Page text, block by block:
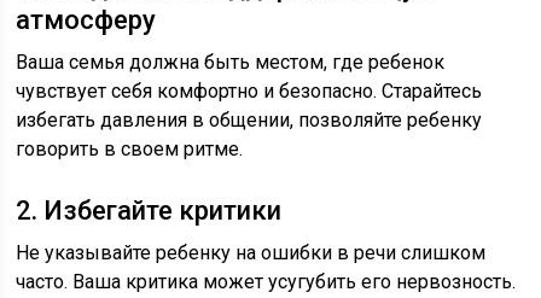
атмосферу
Ваша семья должна быть местом, где ребенок
чувствует себя комфортно и безопасно. Старайтесь
избегать давления в общении, позволяйте ребенку
говорить в своем ритме.
2. Избегайте критики
Не указывайте ребенку на ошибки в речи слишком
часто. Ваша критика может усугубить его нервозность.